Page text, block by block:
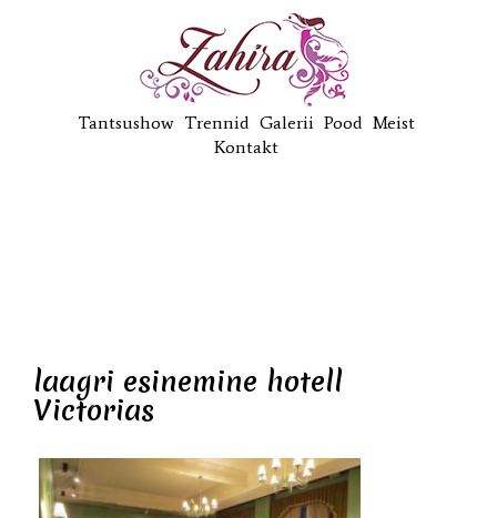
Tantsushow Trennid Galerii Pood Meist
Kontakt
laagri esinemine hotell
Victorias